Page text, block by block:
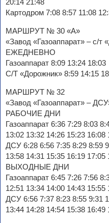
20:14 21:48
Картодром 7:08 8:57 11:08
МАРШРУТ № 30 «А»
«Завод «Газоаппарат» – с/т
ЕЖЕДНЕВНО
Газоаппарат 8:09 13:24 18:03
С/Т «Дорожник» 8:59 14:15
МАРШРУТ № 32
«Завод «Газоаппарат» –
РАБОЧИЕ ДНИ
Газоаппарат 6:36 7:29 8:03
13:02 13:32 14:26 15:23 16:08
ДСУ 6:28 6:56 7:35 8:29 8:59
13:58 14:31 15:35 16:19 17:05
ВЫХОДНЫЕ ДНИ
Газоаппарат 6:45 7:26 7:56
12:51 13:34 14:00 14:43 15:55
ДСУ 6:56 7:37 8:23 8:55 9:31
13:44 14:28 14:54 15:38 16:49